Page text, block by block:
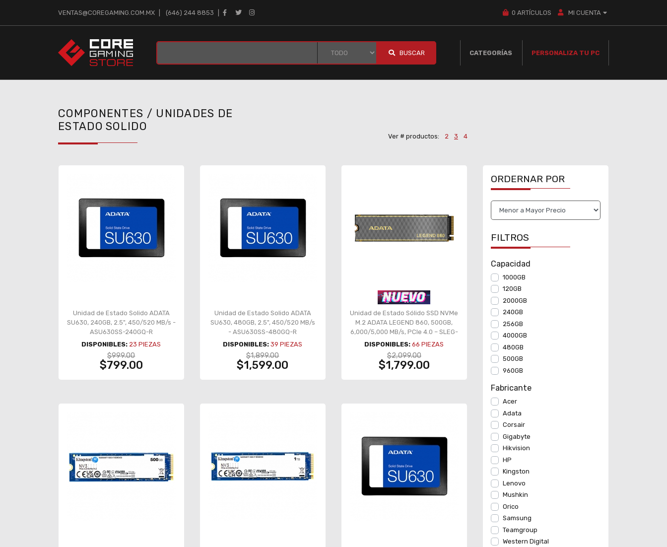
VENTAS@COREGAMING.COM.MX (646) 244 8853 0 ARTÍCULOS MI CUENTA
BUSCAR CATEGORÍAS PERSONALIZA TU PC
COMPONENTES / UNIDADES DE
ESTADO SOLIDO
Ver # productos: 2 3 4
Unidad de Estado Solido ADATA
SU630, 240GB, 2.5", 450/520 MB/s -
ASU630SS-240GQ-R
DISPONIBLES: 23 PIEZAS
$999.00
$799.00
Unidad de Estado Solido ADATA
SU630, 480GB, 2.5", 450/520 MB/s
- ASU630SS-480GQ-R
DISPONIBLES: 39 PIEZAS
$1,899.00
$1,599.00
Unidad de Estado Sólido SSD NVMe
M.2 ADATA LEGEND 860, 500GB,
6,000/5,000 MB/s, PCIe 4.0 – SLEG-
860-500GCS
DISPONIBLES: 66 PIEZAS
$2,099.00
$1,799.00
ORDERNAR POR
FILTROS
Capacidad
1000GB
120GB
2000GB
240GB
256GB
4000GB
480GB
500GB
960GB
Fabricante
Acer
Adata
Corsair
Gigabyte
Hikvision
HP
Kingston
Lenovo
Mushkin
Orico
Samsung
Teamgroup
Western Digital